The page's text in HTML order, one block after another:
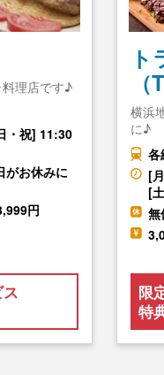
理店です♪
・祝] 11:30
がお休みに
円
横浜
に♪
各
[
[
無
限
特